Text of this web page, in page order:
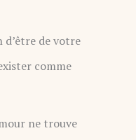
d’être de votre
comme
ne trouve